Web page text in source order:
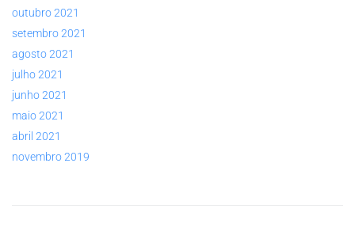
outubro 2021
setembro 2021
agosto 2021
julho 2021
junho 2021
maio 2021
abril 2021
novembro 2019